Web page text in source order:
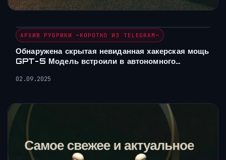
АРХИВ РУБРИКИ ~КОРОТКО ИЗ TELEGRAM~
Обнаружена скрытая невиданная хакерская мощь
GPT-5 Модель встроили в автономного…
02.09.2025